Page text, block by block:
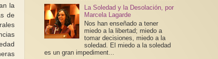
la
de
La Soledad y la Desolación, por
Marcela Lagarde
Nos han enseñado a tener
miedo a la libertad; miedo a
tomar decisiones, miedo a la
soledad. El miedo a la soledad
es un gran impediment...